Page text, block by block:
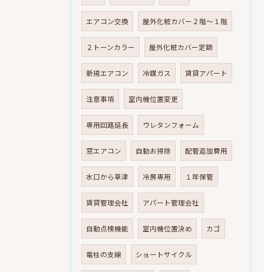
エアコン交換 屋外化粧カバー２階～１階
２トーンカラー 屋外化粧カバー定額
新規エアコン 冷媒ガス 賃貸アパート
注意事項 室内機位置変更
専用回路延長 ウレタンフォーム
窓エアコン 自動お掃除 配管追加費用
水口から草津 冷房専用 １年保管
賃貸管理会社 アパート管理会社
自動点検機能 室内機位置決め カゴ
電柱の支線 ショートサイクル